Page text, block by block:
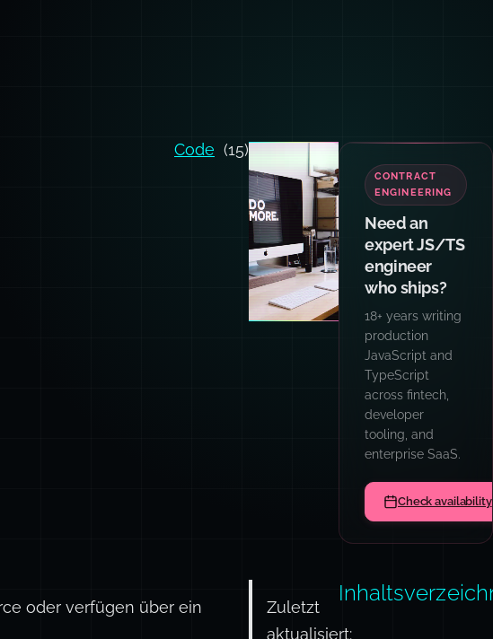
Code (15)
TEAM
TRAINING
Want your
team and
agents
writing code
like I do?
Hands-on
workshops for
engineering
teams: AI
patterns, prompt
engineering,
TypeScript,
architecture, and
code quality
Book a team